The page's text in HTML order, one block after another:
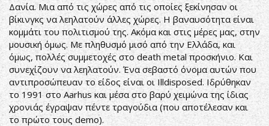
Δανία. Μια από τις χώρες από τις οποίες ξεκίνησαν οι
βίκινγκς να λεηλατούν άλλες χώρες. Η βαναυσότητα είναι
κομμάτι του πολιτισμού της. Ακόμα και στις μέρες μας, στην
μουσική όμως. Με πληθυσμό μισό από την Ελλάδα, και
όμως, πολλές συμμετοχές στο death metal προσκήνιο. Και
συνεχίζουν να λεηλατούν. Ένα σεβαστό όνομα αυτών που
αντιπροσώπευαν το είδος είναι οι Illdisposed. Ιδρύθηκαν
το 1991 στο Aarhus και μέσα στο βαρύ χειμώνα της ίδιας
χρονιάς έγραψαν πέντε τραγούδια (που αποτέλεσαν και
το πρώτο τους demo).